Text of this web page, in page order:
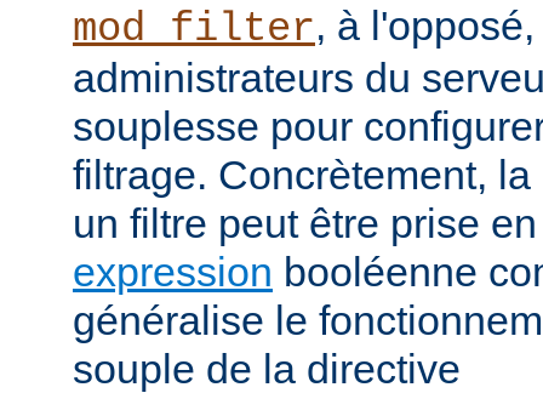
mod_filter, à
administrateurs du
souplesse pour
filtrage. Concrètement,
un filtre peut être prise
expression booléenne
généralise le
souple de la directive